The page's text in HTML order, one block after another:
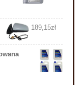
189,15zł